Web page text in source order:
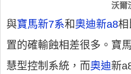
沃爾
與寶馬新7系和 奧迪新a8相
置的確輸蝕相差很多。寶
慧型控制系統，而奧迪新